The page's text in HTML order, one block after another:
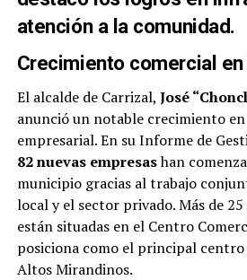
atención a la comunidad.
Crecimiento comercial
El alcalde de Carrizal, José
anunció un notable crecimiento
empresarial. En su Informe de
82 nuevas empresashan
municipio gracias al trabajo
local y el sector privado. Más de 25
están situadas en el Centro
posiciona como el principal
Altos Mirandinos.